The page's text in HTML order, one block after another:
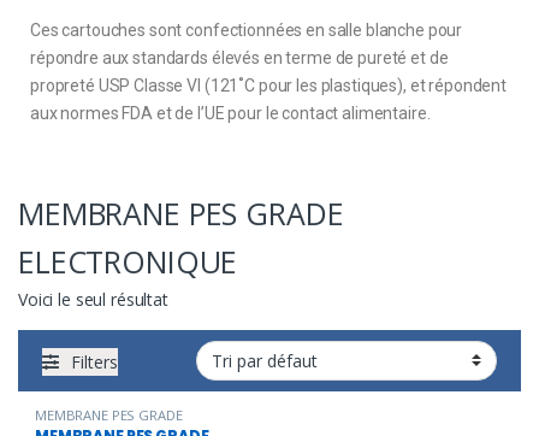
Ces cartouches sont confectionnées en salle blanche pour
répondre aux standards élevés en terme de pureté et de
propreté USP Classe VI (121˚C pour les plastiques), et répondent
aux normes FDA et de l’UE pour le contact alimentaire.
MEMBRANE PES GRADE
ELECTRONIQUE
Voici le seul résultat
Filters
MEMBRANE PES GRADE
ELECTRONIQUE,Traitement de